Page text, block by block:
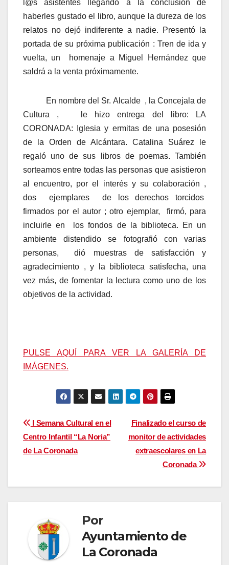
l@s asistentes llegando a la conclusión de
haberles gustado el libro, aunque la dureza de los
relatos no dejó indiferente a nadie. Presentó la
portada de su próxima publicación : Tren de ida y
vuelta, un homenaje a Miguel Hernández que
saldrá a la venta próximamente.
En nombre del Sr. Alcalde , la Concejala de
Cultura , le hizo entrega del libro: LA
CORONADA: Iglesia y ermitas de una posesión
de la Orden de Alcántara. Catalina Suárez le
regaló uno de sus libros de poemas. También
sorteamos entre todas las personas que asistieron
al encuentro, por el interés y su colaboración ,
dos ejemplares de los derechos torcidos
firmados por el autor ; otro ejemplar, firmó, para
incluirle en los fondos de la biblioteca. En un
ambiente distendido se fotografió con varias
personas, dió muestras de satisfacción y
agradecimiento , y la biblioteca satisfecha, una
vez más, de fomentar la lectura como uno de los
objetivos de la actividad.
PULSE AQUÍ PARA VER LA GALERÍA DE
IMÁGENES.
Navegación
de
Finalizado el curso de
monitor de actividades
extraescolares en La
Coronada
I Semana Cultural en el
Centro Infantil “La Noria”
de La Coronada
Por
Ayuntamiento de
La Coronada